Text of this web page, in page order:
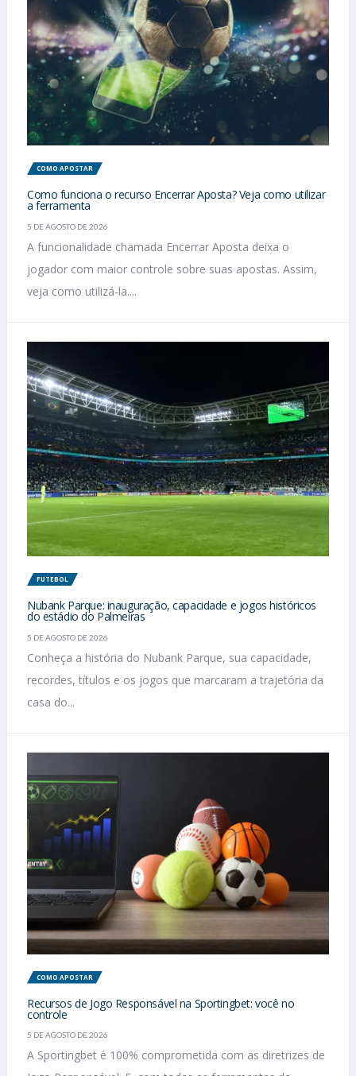
COMO APOSTAR
Como funciona o recurso Encerrar Aposta? Veja como utilizar
a ferramenta
5 DE AGOSTO DE 2026
A funcionalidade chamada Encerrar Aposta deixa o
jogador com maior controle sobre suas apostas. Assim,
veja como utilizá-la....
FUTEBOL
Nubank Parque: inauguração, capacidade e jogos históricos
do estádio do Palmeiras
5 DE AGOSTO DE 2026
Conheça a história do Nubank Parque, sua capacidade,
recordes, títulos e os jogos que marcaram a trajetória da
casa do...
COMO APOSTAR
Recursos de Jogo Responsável na Sportingbet: você no
controle
5 DE AGOSTO DE 2026
A Sportingbet é 100% comprometida com as diretrizes de